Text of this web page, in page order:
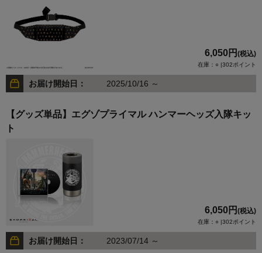
6,050円 (税込)
在庫：○ |302ポイント
お届け開始日： 2025/10/16 ～
【グッズ単品】エグゾプライマル ハンマーヘッズ入隊キッ
ト
6,050円 (税込)
在庫：○ |302ポイント
お届け開始日： 2023/07/14 ～